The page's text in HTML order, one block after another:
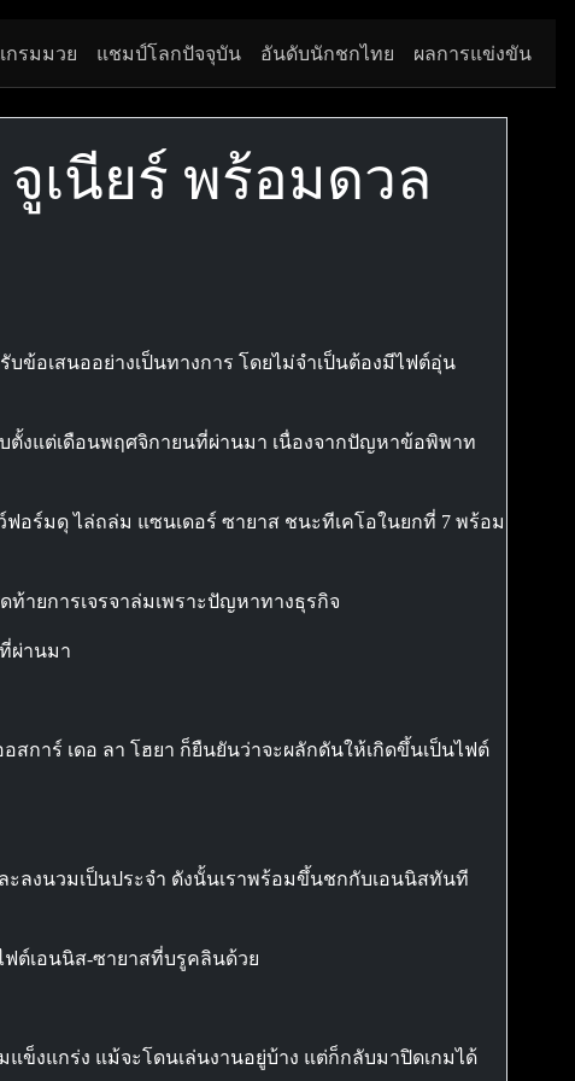
กรมมวย แชมป์โลกปัจจุบัน อันดับนักชกไทย ผลการแข่งขัน
เนียร์ พร้อมดวล
ข้อเสนออย่างเป็นทางการ โดยไม่จำเป็นต้องมีไฟต์อุ่น
บตั้งแต่เดือนพฤศจิกายนที่ผ่านมา เนื่องจากปัญหาข้อพิพาท
อร์มดุ ไล่ถล่ม แซนเดอร์ ซายาส ชนะทีเคโอในยกที่ 7 พร้อม
ายการเจรจาล่มเพราะปัญหาทางธุรกิจ
ผ่านมา
การ์ เดอ ลา โฮยา ก็ยืนยันว่าจะผลักดันให้เกิดขึ้นเป็นไฟต์
ลงนวมเป็นประจำ ดังนั้นเราพร้อมขึ้นชกกับเอนนิสทันที
ฟต์เอนนิส-ซายาสที่บรูคลินด้วย
ข็งแกร่ง แม้จะโดนเล่นงานอยู่บ้าง แต่ก็กลับมาปิดเกมได้